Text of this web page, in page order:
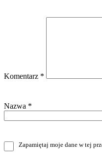
Komentarz *
Nazwa *
Zapamiętaj moje dane w tej